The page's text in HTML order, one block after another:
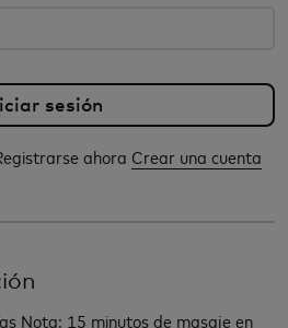
ahora Crear una cuenta
Nota: 15 minutos de masaje en